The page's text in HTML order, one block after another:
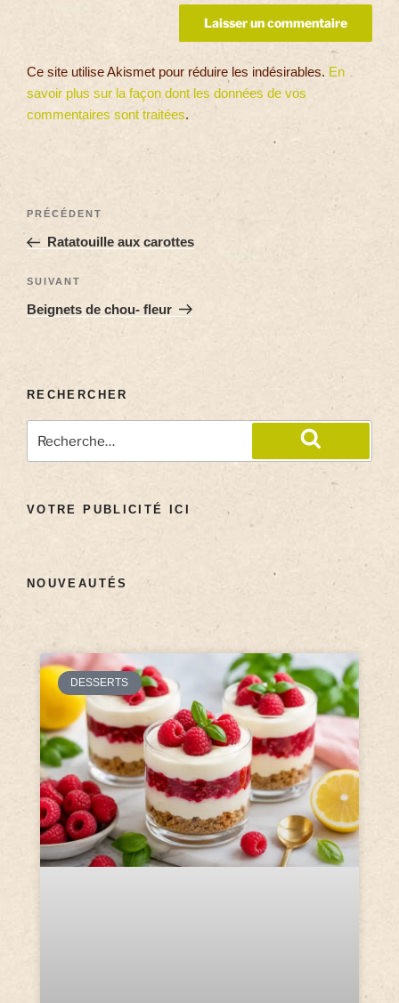
Ce site utilise Akismet pour réduire les indésirables. En
savoir plus sur la façon dont les données de vos
commentaires sont traitées.
PRÉCÉDENT
Ratatouille aux carottes
SUIVANT
Beignets de chou- fleur
RECHERCHER
VOTRE PUBLICITÉ ICI
NOUVEAUTÉS
DESSERTS